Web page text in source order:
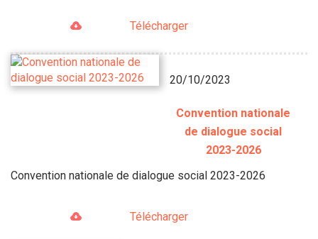
Télécharger
20/10/2023
Convention nationale
de dialogue social
2023-2026
Convention nationale de dialogue social 2023-2026
Télécharger